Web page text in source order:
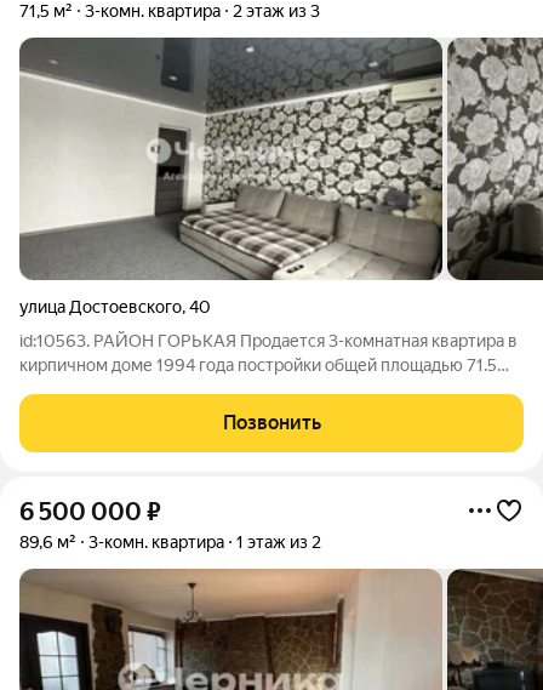
71,5 м² 3-комн. квартира 2 этаж из 3
улица Достоевского,40
id:10563. РАЙОН ГОРЬКАЯ Продается 3-комнатная квартира в
кирпичном доме 1994 года постройки общей площадью 71.5
квартира в спальном районе, с хорошим,качественным
ремонтом. Квартира не угловая, окна
Позвонить
6 500 000 ₽
89,6 м² 3-комн. квартира 1 этаж из 2